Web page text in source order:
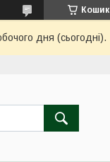
Кошик
дня (сьогодні).